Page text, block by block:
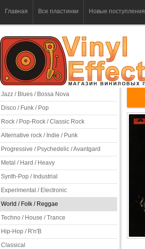
Главная Все пластинки Новые поступления
Jazz / Blues / Bossa Nova
Disco / Funk / Pop
Rock / Pop-Rock / Classic Rock
Alternative rock / Indie / Punk
Progressive / Psychedelic / Avantgard
Metal / Hard / Heavy
Synth-Pop / Industrial
Experimental / Electronic
World / Folk / Reggae
Techno / House / Trance
Hip-Hop / R'n'B
Classical